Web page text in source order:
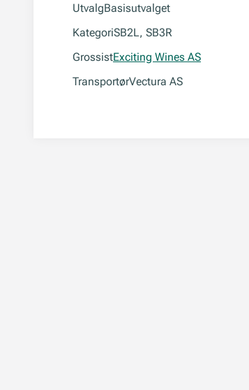
UtvalgBasisutvalget
KategoriSB2L, SB3R
GrossistExciting Wines AS
TransportørVectura AS